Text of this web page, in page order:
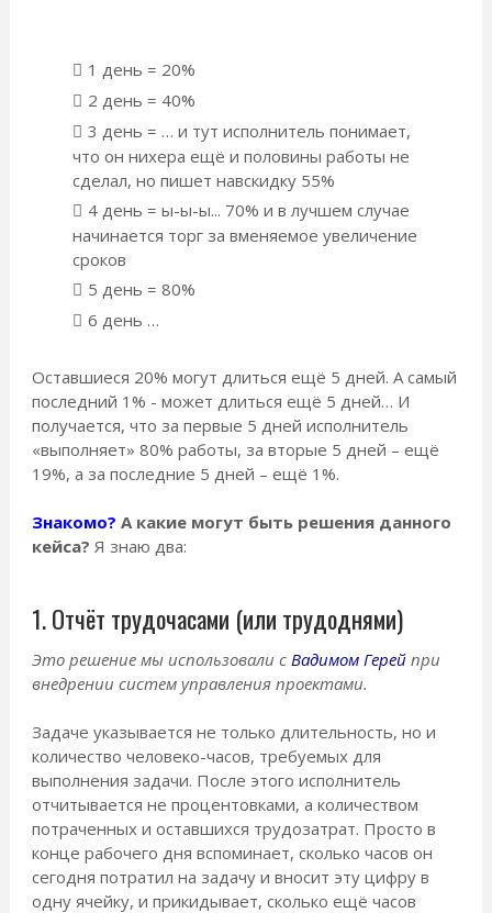
1 день = 20%
2 день = 40%
3 день = … и тут исполнитель понимает,
что он нихера ещё и половины работы не
сделал, но пишет навскидку 55%
4 день = ы-ы-ы... 70% и в лучшем случае
начинается торг за вменяемое увеличение
сроков
5 день = 80%
6 день …
Оставшиеся 20% могут длиться ещё 5 дней. А самый
последний 1% - может длиться ещё 5 дней… И
получается, что за первые 5 дней исполнитель
«выполняет» 80% работы, за вторые 5 дней – ещё
19%, а за последние 5 дней – ещё 1%.
Знакомо? А какие могут быть решения данного
кейса? Я знаю два:
1. Отчёт трудочасами (или трудоднями)
Это решение мы использовали с Вадимом Герейпри
внедрении систем управления проектами.
Задаче указывается не только длительность, но и
количество человеко-часов, требуемых для
выполнения задачи. После этого исполнитель
отчитывается не процентовками, а количеством
потраченных и оставшихся трудозатрат. Просто в
конце рабочего дня вспоминает, сколько часов он
сегодня потратил на задачу и вносит эту цифру в
одну ячейку, и прикидывает, сколько ещё часов